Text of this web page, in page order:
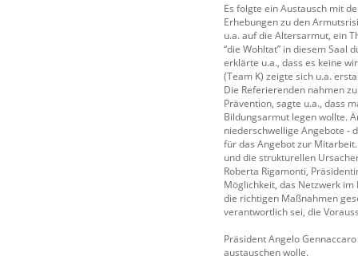
Es folgte ein Austausch mit
Erhebungen zu den
u.a. auf die Altersarmut, ein
“die Wohltat” in diesem Saal
erklärte u.a., dass es keine
(Team K) zeigte sich u.a.
Die Referierenden nahmen
Prävention, sagte u.a., dass
Bildungsarmut legen wollte.
niederschwellige Angebote -
für das Angebot zur
und die strukturellen
Roberta Rigamonti,
Möglichkeit, das Netzwerk
die richtigen Maßnahmen
verantwortlich sei, die
Präsident Angelo
austauschen wolle.